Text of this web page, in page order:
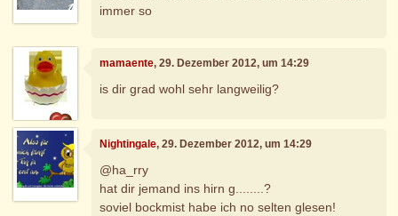
immer so
mamaente, 29. Dezember 2012, um 14:29
is dir grad wohl sehr langweilig?
Nightingale, 29. Dezember 2012, um 14:29
@ha_rry
hat dir jemand ins hirn g........?
soviel bockmist habe ich no selten glesen!